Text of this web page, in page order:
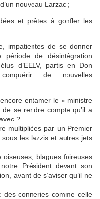
nouveau Larzac ;
et prêtes à gonfler les
impatientes de se donner
de désintégration
d’EELV, partis en Don
de nouvelles
entamer le « ministre
se rendre compte qu’il a
?
multipliées par un Premier
les lazzis et autres jets
blagues foireuses
Président devant son
avant de s’aviser qu’il ne
des conneries comme celle